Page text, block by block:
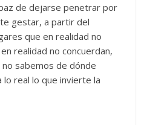
de dejarse penetrar por
gestar, a partir del
que en realidad no
realidad no concuerdan,
sabemos de dónde
lo real lo que invierte la